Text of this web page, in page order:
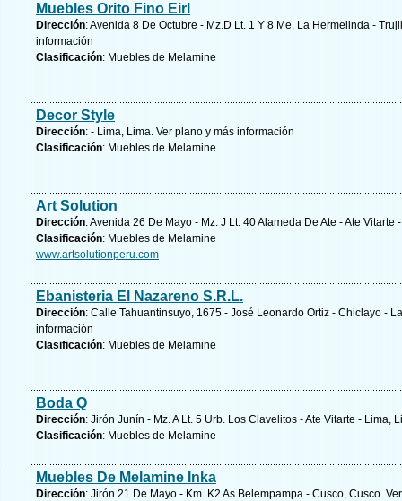
Muebles Orito Fino Eirl
Dirección: Avenida 8 De Octubre - Mz.D Lt. 1 Y 8 Me. La Hermelinda -
información
Clasificación: Muebles de Melamine
Decor Style
Dirección: - Lima, Lima. Ver plano y más información
Clasificación: Muebles de Melamine
Art Solution
Dirección: Avenida 26 De Mayo - Mz. J Lt. 40 Alameda De Ate - Ate Vitarte
Clasificación: Muebles de Melamine
www.artsolutionperu.com
Ebanisteria El Nazareno S.R.L.
Dirección: Calle Tahuantinsuyo, 1675 - José Leonardo Ortiz - Chiclayo -
información
Clasificación: Muebles de Melamine
Boda Q
Dirección: Jirón Junín - Mz. A Lt. 5 Urb. Los Clavelitos - Ate Vitarte - Lima,
Clasificación: Muebles de Melamine
Muebles De Melamine Inka
Dirección: Jirón 21 De Mayo - Km. K2 As Belempampa - Cusco, Cusco.